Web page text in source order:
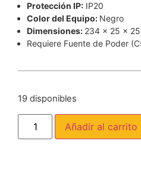
Protección IP: IP20
Color del Equipo: Negro
Dimensiones: 234 x 25 x 25
Requiere Fuente de Poder
19 disponibles
Añadir al carrito